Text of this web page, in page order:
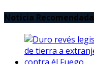
Noticia Recomendada